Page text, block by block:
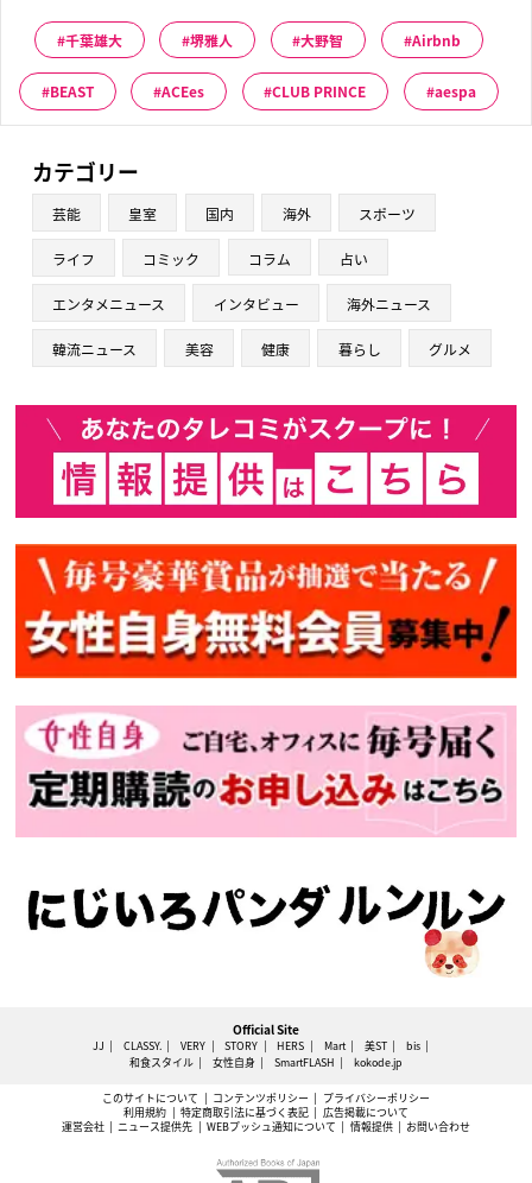
千葉雄大 堺雅人 大野智 Airbnb
BEAST ACEes CLUB PRINCE aespa
カテゴリー
芸能 皇室 国内 海外 スポーツ
ライフ コミック コラム 占い
エンタメニュース インタビュー 海外ニュース
韓流ニュース 美容 健康 暮らし グルメ
Official Site
JJ CLASSY. VERY STORY HERS Mart 美ST
bis
和食スタイル
女性自身 SmartFLASH kokode.jp
このサイトについて コンテンツポリシー
プライバシーポリシー
利用規約
特定商取引法に基づく表記
広告掲載について
運営会社
ニュース提供先 WEBプッシュ通知について 情報提供 お問い合わせ